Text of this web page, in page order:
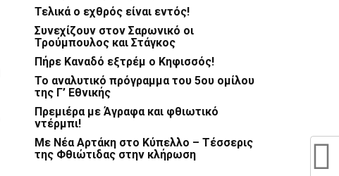
Τελικά ο εχθρός είναι εντός!
Συνεχίζουν στον Σαρωνικό οι
Τρούμπουλος και Στάγκος
Πήρε Καναδό εξτρέμ ο Κηφισσός!
Το αναλυτικό πρόγραμμα του 5ου ομίλου
της Γ’ Εθνικής
Πρεμιέρα με Άγραφα και φθιωτικό
ντέρμπι!
Με Νέα Αρτάκη στο Κύπελλο – Τέσσερις
της Φθιώτιδας στην κλήρωση